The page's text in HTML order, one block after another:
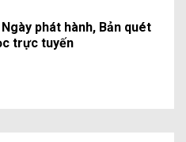
phát hành, Bản quét
trực tuyến